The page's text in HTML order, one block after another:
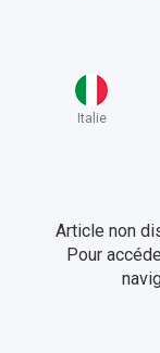
Italie
Article non
Pour